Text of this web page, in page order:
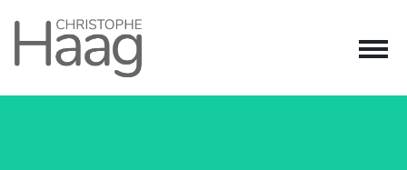
Navigation principale